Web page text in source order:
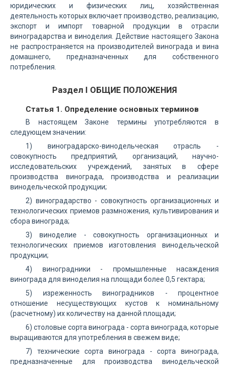
юридических и физических лиц, хозяйственная
деятельность которых включает производство, реализацию,
экспорт и импорт товарной продукции в отрасли
виноградарства и виноделия. Действие настоящего Закона
не распространяется на производителей винограда и вина
домашнего, предназначенных для собственного
потребления.
Раздел I ОБЩИЕ ПОЛОЖЕНИЯ
Статья 1. Определение основных терминов
В настоящем Законе термины употребляются в
следующем значении:
1) виноградарско-винодельческая отрасль -
совокупность предприятий, организаций, научно-
исследовательских учреждений, занятых в сфере
производства винограда, производства и реализации
винодельческой продукции;
2) виноградарство - совокупность организационных и
технологических приемов размножения, культивирования и
сбора винограда;
3) виноделие - совокупность организационных и
технологических приемов изготовления винодельческой
продукции;
4) виноградники - промышленные насаждения
винограда для виноделия на площади более 0,5 гектара;
5) изреженность виноградников - процентное
отношение несуществующих кустов к номинальному
(расчетному) их количеству на данной площади;
6) столовые сорта винограда - сорта винограда, которые
выращиваются для употребления в свежем виде;
7) технические сорта винограда - сорта винограда,
предназначенные для производства винодельческой